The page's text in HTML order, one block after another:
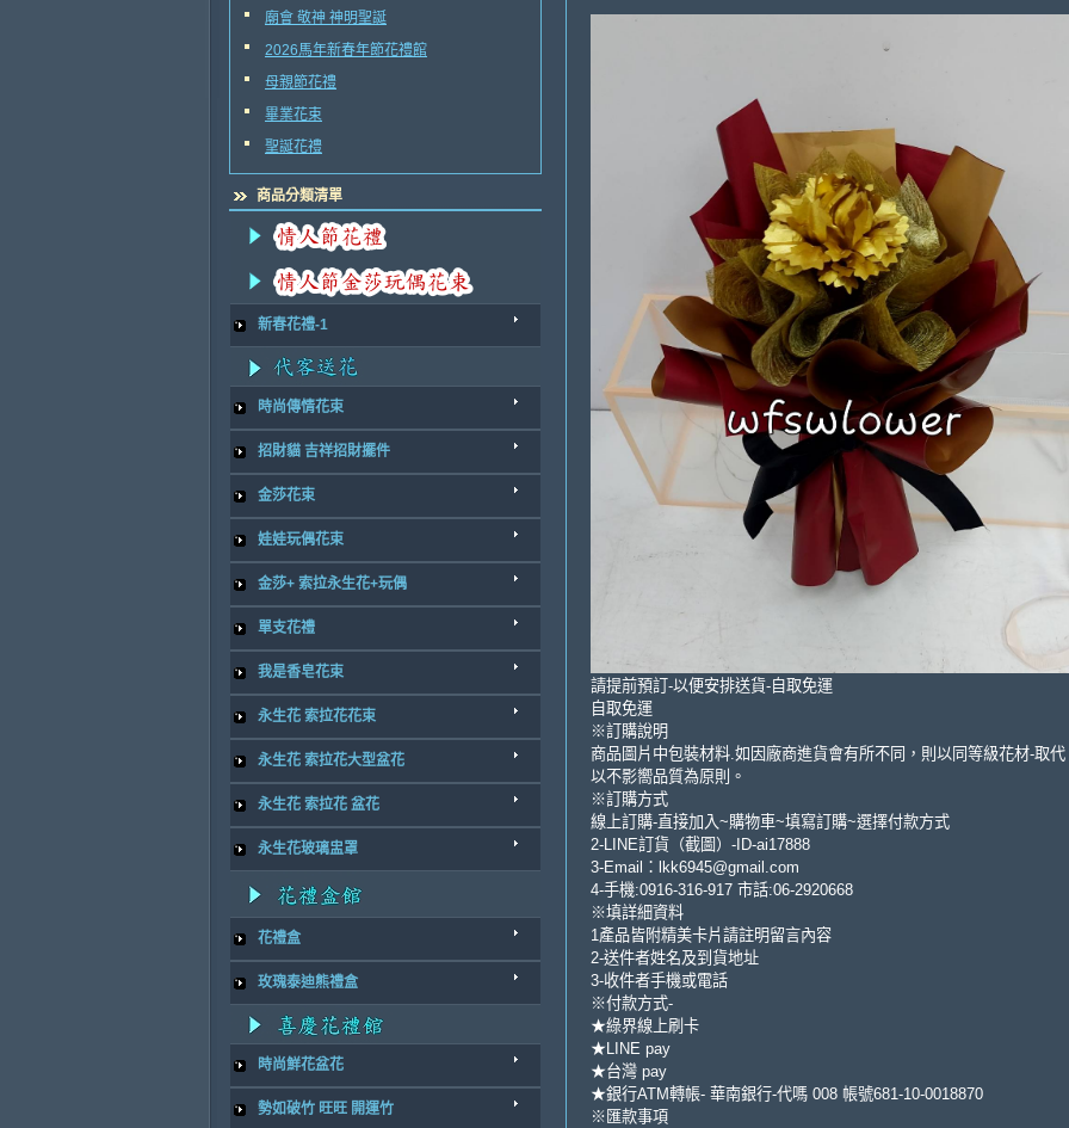
廟會 敬神 神明聖誕
2026馬年新春年節花禮館
母親節花禮
畢業花束
聖誕花禮
商品分類清單
新春花禮-1
時尚傳情花束
招財貓 吉祥招財擺件
金莎花束
娃娃玩偶花束
金莎+ 索拉永生花+玩偶
單支花禮
我是香皂花束
永生花 索拉花花束
永生花 索拉花大型盆花
永生花 索拉花 盆花
永生花玻璃盅罩
花禮盒
玫瑰泰迪熊禮盒
時尚鮮花盆花
勢如破竹 旺旺 開運竹
請提前預訂-以便安排送貨-自取免運
自取免運
※訂購說明
商品圖片中包裝材料.如因廠商進貨會有所不同，則以同等級花材-取代
以不影嚮品質為原則。
※訂購方式
線上訂購-直接加入~購物車~填寫訂購~選擇付款方式
2-LINE訂貨（截圖）-ID-ai17888
3-Email：lkk6945@gmail.com
4-手機:0916-316-917 市話:06-2920668
※填詳細資料
1產品皆附精美卡片請註明留言內容
2-送件者姓名及到貨地址
3-收件者手機或電話
※付款方式-
★綠界線上刷卡
★LINE pay
★台灣 pay
★銀行ATM轉帳- 華南銀行-代嗎 008 帳號681-10-0018870
※匯款事項